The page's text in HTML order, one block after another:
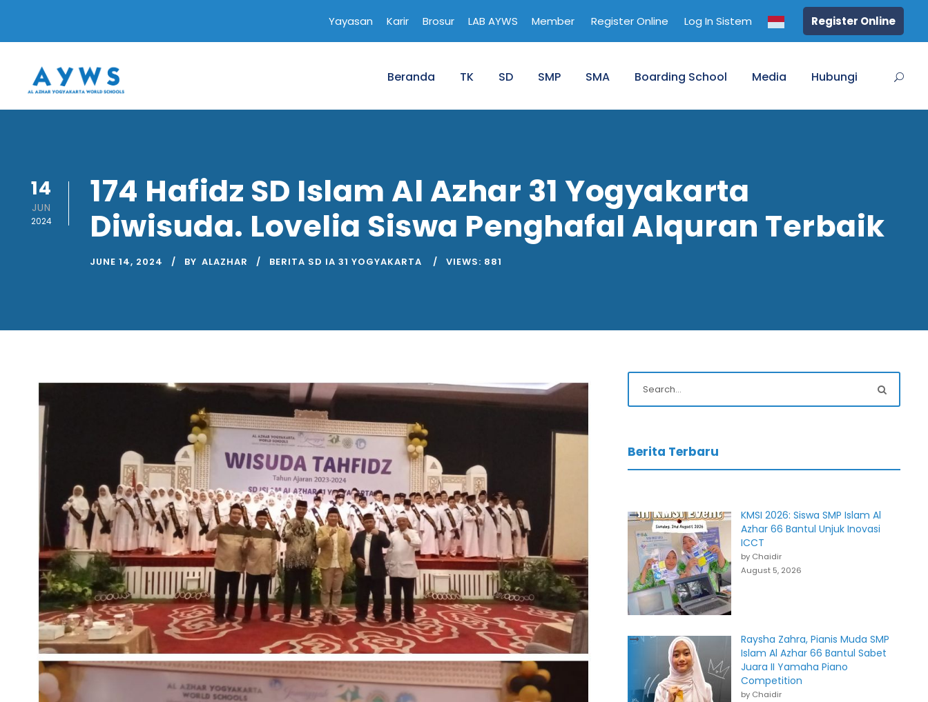
Yayasan Karir Brosur LAB AYWS Member Register Online Log In Sistem Register Online
Beranda TK SD SMP SMA Boarding School Media Hubungi
14
JUN
2024
174 Hafidz SD Islam Al Azhar 31 Yogyakarta
Diwisuda. Lovelia Siswa Penghafal Alquran Terbaik
JUNE 14, 2024 BY ALAZHAR BERITA SD IA 31 YOGYAKARTA VIEWS: 881
Berita Terbaru
KMSI 2026: Siswa SMP Islam Al
Azhar 66 Bantul Unjuk Inovasi
ICCT
by Chaidir
August 5, 2026
Raysha Zahra, Pianis Muda SMP
Islam Al Azhar 66 Bantul Sabet
Juara II Yamaha Piano
Competition
by Chaidir